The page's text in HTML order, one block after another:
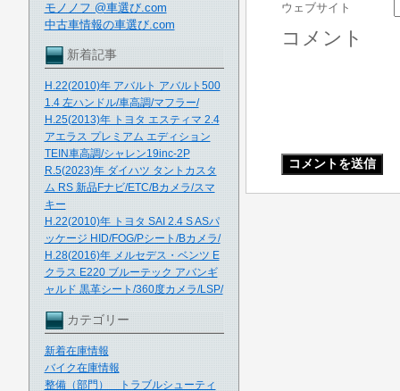
モノノフ @車選び.com
中古車情報の車選び.com
新着記事
H.22(2010)年 アバルト アバルト500
1.4 左ハンドル/車高調/マフラー/
H.25(2013)年 トヨタ エスティマ 2.4
アエラス プレミアム エディション
TEIN車高調/シャレン19inc-2P
R.5(2023)年 ダイハツ タントカスタ
ム RS 新品Fナビ/ETC/Bカメラ/スマ
キー
H.22(2010)年 トヨタ SAI 2.4 S ASパ
ッケージ HID/FOG/Pシート/Bカメラ/
H.28(2016)年 メルセデス・ベンツ E
クラス E220 ブルーテック アバンギ
ャルド 黒革シート/360度カメラ/LSP/
カテゴリー
新着在庫情報
バイク在庫情報
整備（部門） トラブルシューティ
ウェブサイト
コメント